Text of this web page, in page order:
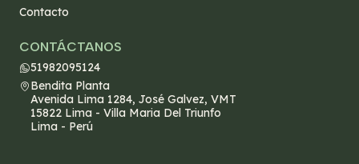
Contacto
CONTÁCTANOS
51982095124
Bendita Planta
Avenida Lima 1284, José Galvez, VMT
15822 Lima - Villa Maria Del Triunfo
Lima - Perú